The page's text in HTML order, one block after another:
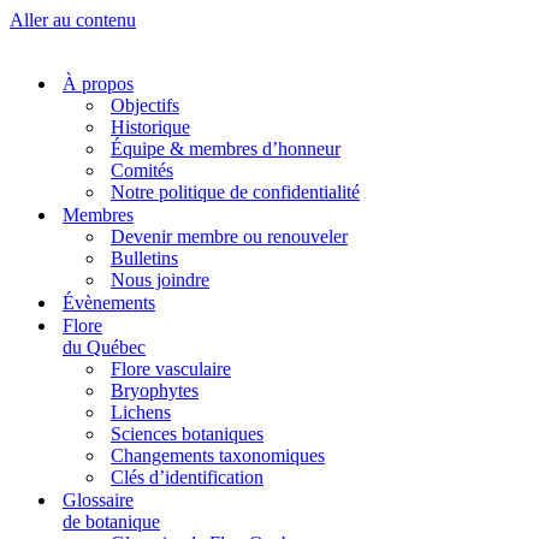
Aller au contenu
À propos
Objectifs
Historique
Équipe & membres d’honneur
Comités
Notre politique de confidentialité
Membres
Devenir membre ou renouveler
Bulletins
Nous joindre
Évènements
Flore
du Québec
Flore vasculaire
Bryophytes
Lichens
Sciences botaniques
Changements taxonomiques
Clés d’identification
Glossaire
de botanique